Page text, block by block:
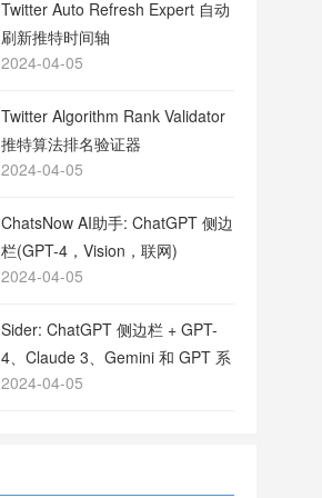
Twitter Auto Refresh Expert 自动
刷新推特时间轴
2024-04-05
Twitter Algorithm Rank Validator
推特算法排名验证器
2024-04-05
ChatsNow AI助手: ChatGPT 侧边
栏(GPT-4，Vision，联网)
2024-04-05
Sider: ChatGPT 侧边栏 + GPT-
4、Claude 3、Gemini 和 GPT 系
列
2024-04-05